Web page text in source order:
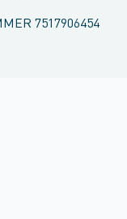
7517906454